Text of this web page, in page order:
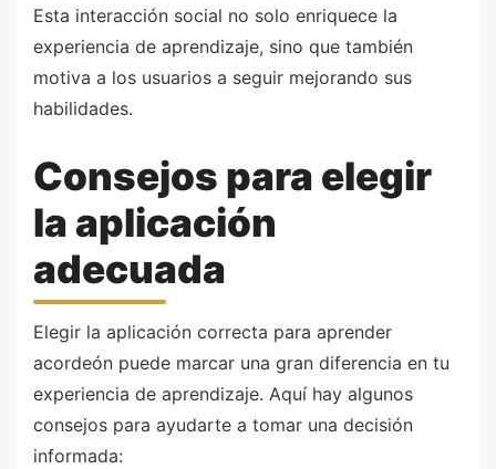
Esta interacción social no solo enriquece la
experiencia de aprendizaje, sino que también
motiva a los usuarios a seguir mejorando sus
habilidades.
Consejos para elegir
la aplicación
adecuada
Elegir la aplicación correcta para aprender
acordeón puede marcar una gran diferencia en tu
experiencia de aprendizaje. Aquí hay algunos
consejos para ayudarte a tomar una decisión
informada: